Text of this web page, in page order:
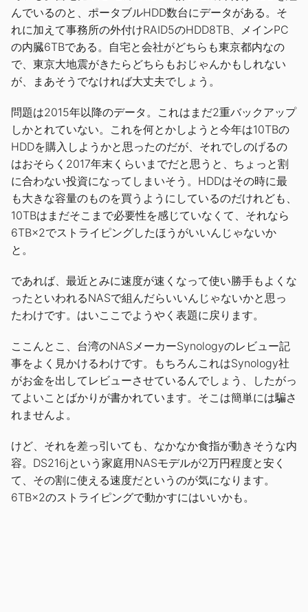
んでいるのと、ポータブルHDD数台にデータがある。そ
れに加えて事務所の外付けRAID5のHDD8TB、メインPC
の内臓6TBである。自宅と会社がどちらも東京都内なの
で、東京大地震がきたらどちらもおじゃんかもしれない
が、まあそうでなければ大丈夫でしょう。
問題は2015年以降のデータ。これはまだ2重バックアップ
しかとれていない。これを何とかしようと今年は10TBの
HDDを購入しようかと思ったのだが、それでしのげるの
はおそらく2017年末くらいまでだと思うと、ちょっと割
に合わない投資になってしまいそう。HDDはその時に最
も大きな容量のものを買うようにしているのだけれども、
10TBはまだそこまで必要性を感じていなくて、それなら
6TB×2でストライピングしたほうがいいんじゃないか
と。
であれば、最近とみに速度が速くなって使い勝手もよくな
ったといわれるNASで組んだらいいんじゃないかと思っ
たわけです。はいここでようやく表題に戻ります。
ここんとこ、台湾のNASメーカーSynologyのレビュー記
事をよく見かけるわけです。もちろんこれはSynology社
がお金を出してレビューさせているんでしょう、したがっ
てよいことばかりが書かれています。そこは簡単には騙さ
れませんよ。
けど、それを差っ引いても、なかなか食指が動きそうな内
容。DS216jという家庭用NASモデルが2万円程度と安く
て、その割に使える速度だというのが気になります。
6TB×2のストライピングで動かすにはいいかも。